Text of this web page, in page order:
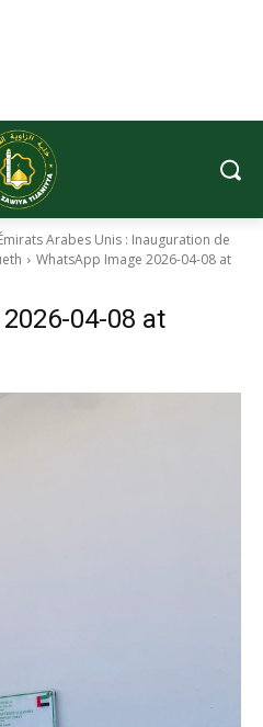
Arabes Unis : Inauguration de
WhatsApp Image 2026-04-08 at
04-08 at